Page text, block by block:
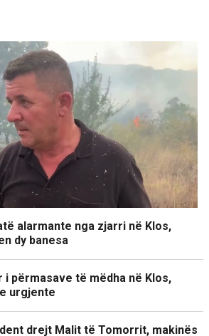
alarmante nga zjarri në Klos,
dy banesa
i përmasave të mëdha në Klos,
urgjente
drejt Malit të Tomorrit, makinës